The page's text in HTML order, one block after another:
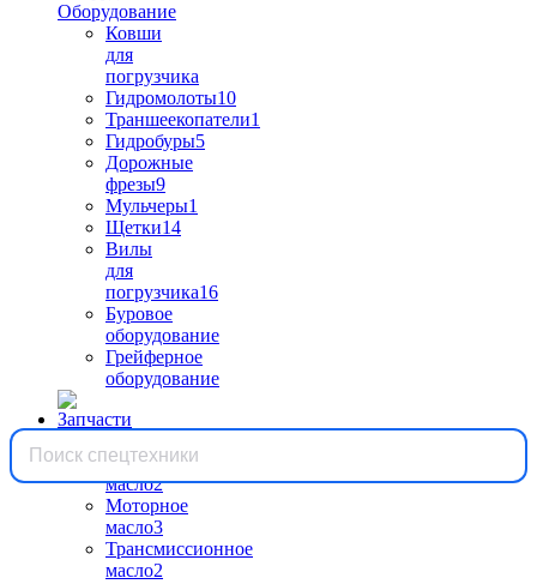
Оборудование
Ковши
для
погрузчика
Гидромолоты10
Траншеекопатели1
Гидробуры5
Дорожные
фрезы9
Мульчеры1
Щетки14
Вилы
для
погрузчика16
Буровое
оборудование
Грейферное
оборудование
Гидравлическое
масло2
Моторное
масло3
Трансмиссионное
масло2